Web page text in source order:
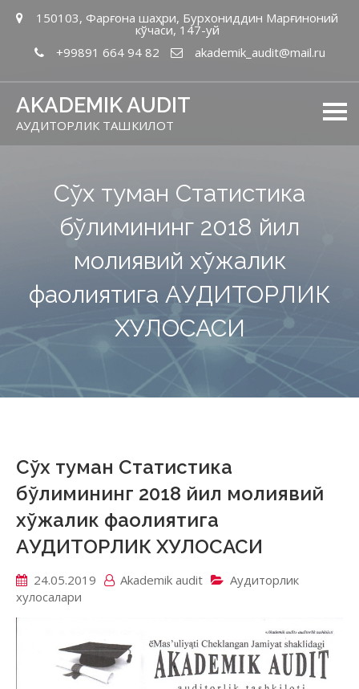
150103, Фарғона шаҳри, Бурхониддин Марғиноний
кўчаси, 147-уй
+99891 664 94 82
akademik_audit@mail.ru
AKADEMIK AUDIT
АУДИТОРЛИК ТАШКИЛОТ
Сўх туман Статистика
бўлимининг 2018 йил
молиявий хўжалик
фаолиятига АУДИТОРЛИК
ХУЛОСАСИ
Сўх туман Статистика
бўлимининг 2018 йил молиявий
хўжалик фаолиятига
АУДИТОРЛИК ХУЛОСАСИ
24.05.2019 Akademik аudit
Аудиторлик
хулосалари